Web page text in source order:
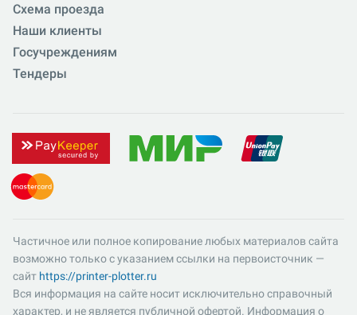
Схема проезда
Наши клиенты
Госучреждениям
Тендеры
Частичное или полное копирование любых материалов сайта
возможно только с указанием ссылки на первоисточник —
сайт https://printer-plotter.ru
Вся информация на сайте носит исключительно справочный
характер, и не является публичной офертой. Информация о